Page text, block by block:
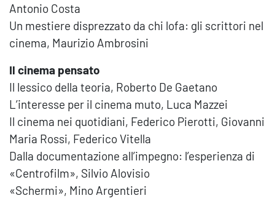
Antonio Costa
Un mestiere disprezzato da chi lofa: gli scrittori nel
cinema, Maurizio Ambrosini
Il cinema pensato
Il lessico della teoria, Roberto De Gaetano
L’interesse per il cinema muto, Luca Mazzei
Il cinema nei quotidiani, Federico Pierotti, Giovanni
Maria Rossi, Federico Vitella
Dalla documentazione all’impegno: l’esperienza di
«Centrofilm», Silvio Alovisio
«Schermi», Mino Argentieri